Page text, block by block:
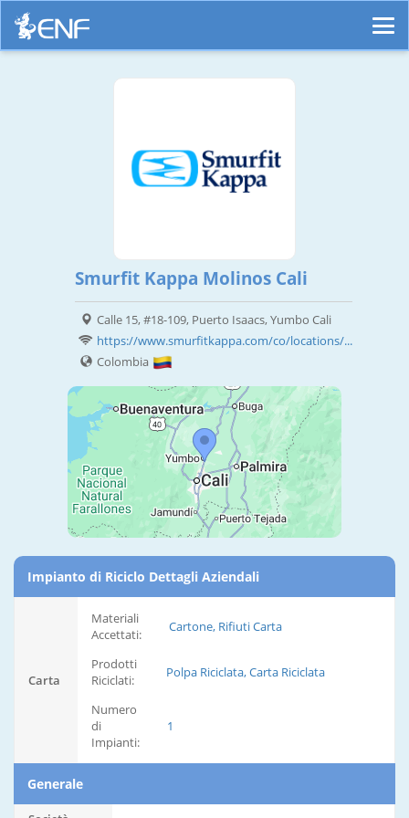
Smurfit Kappa Molinos Cali
Calle 15, #18-109, Puerto Isaacs, Yumbo Cali
https://www.smurfitkappa.com/co/locations/...
Colombia
Impianto di Riciclo Dettagli Aziendali
Carta
Materiali
Accettati:
Cartone, Rifiuti Carta
Prodotti
Riciclati:
Polpa Riciclata, Carta Riciclata
Numero
di
Impianti:
1
Generale